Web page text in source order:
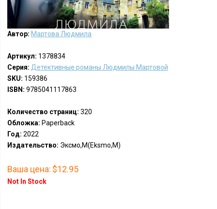
Автор: Мартова Людмила
Артикул: 1378834
Серия: Детективные романы Людмилы Мартовой
SKU: 159386
ISBN: 9785041117863
Количество страниц: 320
Обложка: Paperback
Год: 2022
Издательство: Эксмо,М(Eksmo,M)
Ваша цена: $12.95
Not In Stock